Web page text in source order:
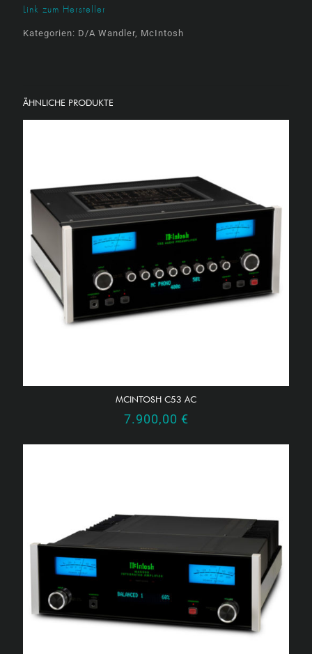
Link zum Hersteller
Kategorien: D/A Wandler, McIntosh
ÄHNLICHE PRODUKTE
MCINTOSH C53 AC
7.900,00 €